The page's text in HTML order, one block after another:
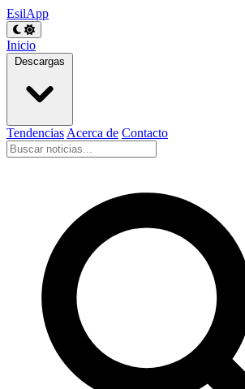
EsilApp
Inicio
Descargas
Tendencias Acerca de Contacto